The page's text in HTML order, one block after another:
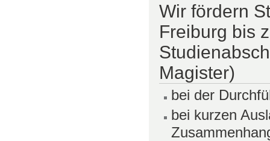
Wir fördern
Freiburg bis
Magister)
bei der
bei kurzen